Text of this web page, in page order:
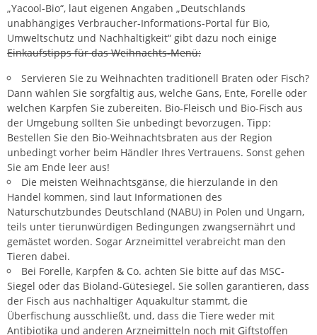
„Yacool-Bio“, laut eigenen Angaben „Deutschlands
unabhängiges Verbraucher-Informations-Portal für Bio,
Umweltschutz und Nachhaltigkeit“ gibt dazu noch einige
Einkaufstipps für das Weihnachts-Menü:
Servieren Sie zu Weihnachten traditionell Braten oder Fisch?
Dann wählen Sie sorgfältig aus, welche Gans, Ente, Forelle oder
welchen Karpfen Sie zubereiten. Bio-Fleisch und Bio-Fisch aus
der Umgebung sollten Sie unbedingt bevorzugen. Tipp:
Bestellen Sie den Bio-Weihnachtsbraten aus der Region
unbedingt vorher beim Händler Ihres Vertrauens. Sonst gehen
Sie am Ende leer aus!
Die meisten Weihnachtsgänse, die hierzulande in den
Handel kommen, sind laut Informationen des
Naturschutzbundes Deutschland (NABU) in Polen und Ungarn,
teils unter tierunwürdigen Bedingungen zwangsernährt und
gemästet worden. Sogar Arzneimittel verabreicht man den
Tieren dabei.
Bei Forelle, Karpfen & Co. achten Sie bitte auf das MSC-
Siegel oder das Bioland-Gütesiegel. Sie sollen garantieren, dass
der Fisch aus nachhaltiger Aquakultur stammt, die
Überfischung ausschließt, und, dass die Tiere weder mit
Antibiotika und anderen Arzneimitteln noch mit Giftstoffen